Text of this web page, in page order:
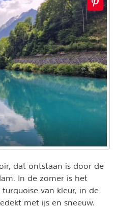
dat ontstaan is door de
In de zomer is het
van kleur, in de
met ijs en sneeuw.